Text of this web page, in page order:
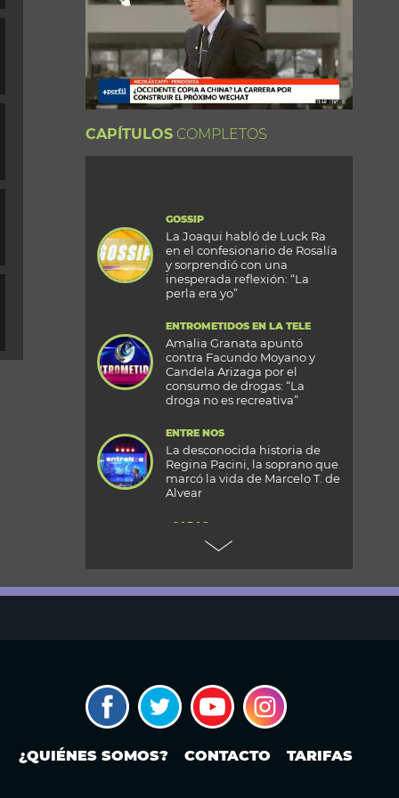
CAPÍTULOS COMPLETOS
GOSSIP
La Joaqui habló de Luck Ra
en el confesionario de Rosalía
y sorprendió con una
inesperada reflexión: “La
perla era yo”
ENTROMETIDOS EN LA TELE
Amalia Granata apuntó
contra Facundo Moyano y
Candela Arizaga por el
consumo de drogas: “La
droga no es recreativa”
ENTRE NOS
La desconocida historia de
Regina Pacini, la soprano que
marcó la vida de Marcelo T. de
Alvear
+CARAS
Gala 33 Aniversario de Caras:
fiesta en el Palacio
Reconquista
MODO FONTEVECCHIA
El Papa León XIV visitará la
¿cuándo? ¿En qué ciudades o
¿QUIÉNES SOMOS? CONTACTO TARIFAS